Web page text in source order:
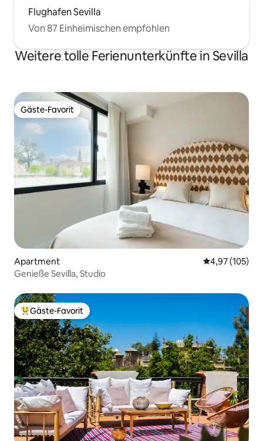
Flughafen Sevilla
Von 87 Einheimischen empfohlen
Weitere tolle Ferienunterkünfte in Sevilla
Gäste-Favorit
Gäste-Favorit
Apartment
4,97 (105)
Genieße Sevilla, Studio
Beliebter Gäste-Favorit.
Gäste-Favorit